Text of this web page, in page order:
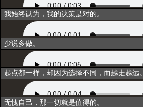
同行
我始终认为，我的决策是对的。
重构
少说多做。
联结
起点都一样，却因为选择不同，而越走越远。
归一
无愧自己，那一切就是值得的。